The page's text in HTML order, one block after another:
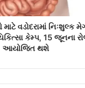
વડોદરામાં નિઃશુલ્ક
કેમ્પ, 15 જૂનના
આયોજિત થશે